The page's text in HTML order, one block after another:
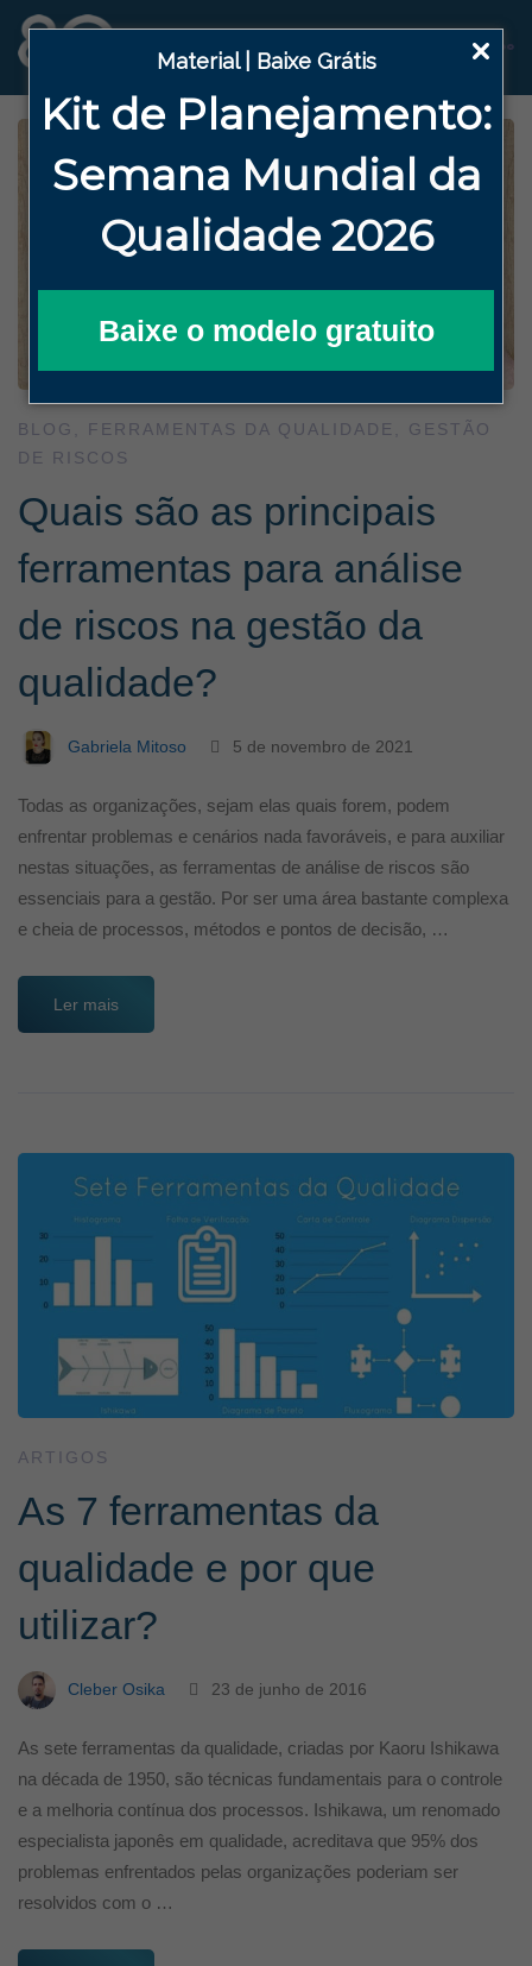
Material | Baixe Grátis
Kit de Planejamento:
Semana Mundial da
Qualidade 2026
Baixe o modelo gratuito
BLOG FERRAMENTAS DA QUALIDADE
GESTÃO
DE RISCOS
Quais são as principais
ferramentas para análise
de riscos na gestão da
qualidade?
Gabriela Mitoso 5 de novembro de 2021
Todas as organizações, sejam elas quais forem, podem
enfrentar problemas e cenários nada favoráveis, e para auxiliar
nestas situações, as ferramentas de análise de riscos são
essenciais para a gestão. Por ser uma área bastante complexa
e cheia de processos, métodos e pontos de decisão, …
Ler mais
ARTIGOS
As 7 ferramentas da
qualidade e por que
utilizar?
Cleber Osika 23 de junho de 2016
As sete ferramentas da qualidade, criadas por Kaoru Ishikawa
na década de 1950, são técnicas fundamentais para o controle
e a melhoria contínua dos processos. Ishikawa, um renomado
especialista japonês em qualidade, acreditava que 95% dos
problemas enfrentados pelas organizações poderiam ser
resolvidos com o …